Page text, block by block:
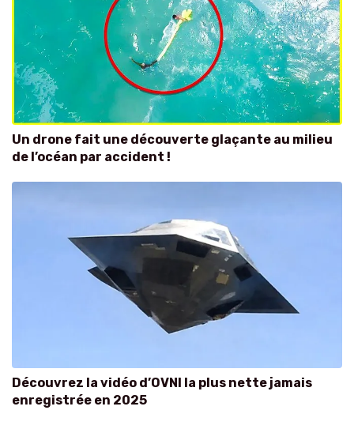
Un drone fait une découverte glaçante au milieu
de l’océan par accident !
Découvrez la vidéo d’OVNI la plus nette jamais
enregistrée en 2025